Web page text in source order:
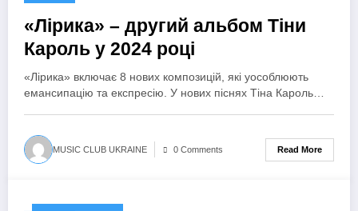
«Лірика» – другий альбом Тіни
Кароль у 2024 році
«Лірика» включає 8 нових композицій, які уособлюють
емансипацію та експресію. У нових піснях Тіна Кароль…
MUSIC CLUB UKRAINE 0 Comments Read More